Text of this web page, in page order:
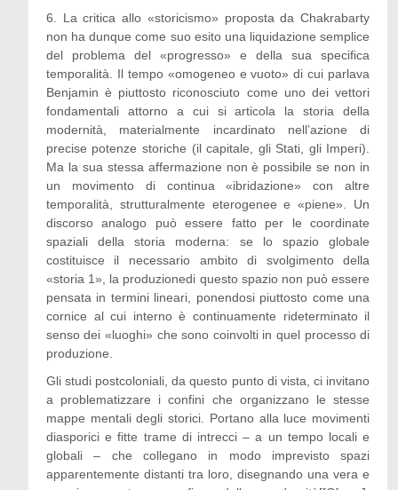
6. La critica allo «storicismo» proposta da Chakrabarty
non ha dunque come suo esito una liquidazione semplice
del problema del «progresso» e della sua specifica
temporalità. Il tempo «omogeneo e vuoto» di cui parlava
Benjamin è piuttosto riconosciuto come uno dei vettori
fondamentali attorno a cui si articola la storia della
modernità, materialmente incardinato nell’azione di
precise potenze storiche (il capitale, gli Stati, gli Imperi).
Ma la sua stessa affermazione non è possibile se non in
un movimento di continua «ibridazione» con altre
temporalità, strutturalmente eterogenee e «piene». Un
discorso analogo può essere fatto per le coordinate
spaziali della storia moderna: se lo spazio globale
costituisce il necessario ambito di svolgimento della
«storia 1», la produzionedi questo spazio non può essere
pensata in termini lineari, ponendosi piuttosto come una
cornice al cui interno è continuamente rideterminato il
senso dei «luoghi» che sono coinvolti in quel processo di
produzione.
Gli studi postcoloniali, da questo punto di vista, ci invitano
a problematizzare i confini che organizzano le stesse
mappe mentali degli storici. Portano alla luce movimenti
diasporici e fitte trame di intrecci – a un tempo locali e
globali – che collegano in modo imprevisto spazi
apparentemente distanti tra loro, disegnando una vera e